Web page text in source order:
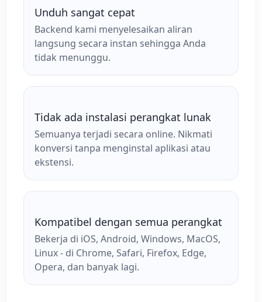
Unduh sangat cepat
Backend kami menyelesaikan aliran
langsung secara instan sehingga Anda
tidak menunggu.
Tidak ada instalasi perangkat lunak
Semuanya terjadi secara online. Nikmati
konversi tanpa menginstal aplikasi atau
ekstensi.
Kompatibel dengan semua perangkat
Bekerja di iOS, Android, Windows, MacOS,
Linux - di Chrome, Safari, Firefox, Edge,
Opera, dan banyak lagi.